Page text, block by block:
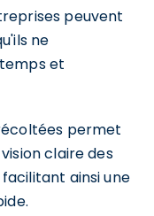
peuvent
ne
et
permet
claire des
ainsi une